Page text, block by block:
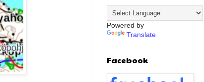
Powered by
Translate
Facebook